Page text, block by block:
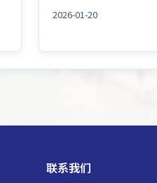
2026-01-20
联系我们